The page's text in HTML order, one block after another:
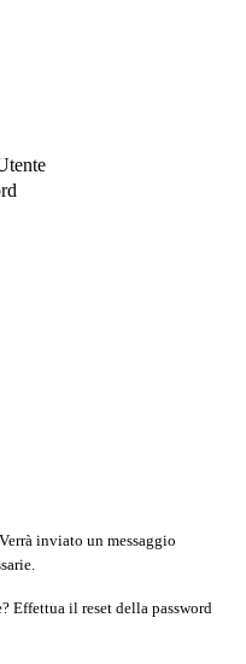
Verrà inviato un messaggio
Effettua il reset della password